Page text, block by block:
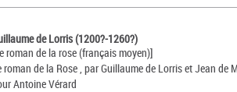
de Lorris (1200?-1260?)
roman de la rose (français moyen)]
roman de la Rose , par Guillaume de Lorris et Jean de
Antoine Vérard